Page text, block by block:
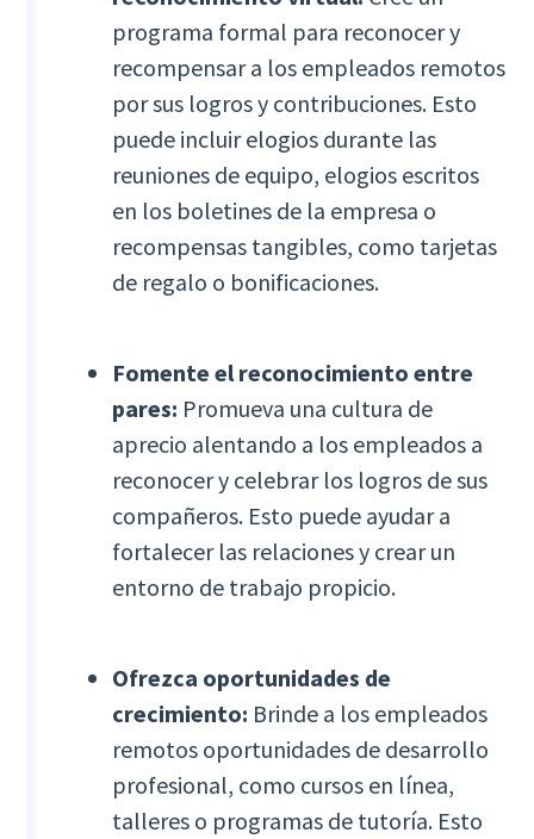
programa formal para reconocer y
recompensar a los empleados remotos
por sus logros y contribuciones. Esto
puede incluir elogios durante las
reuniones de equipo, elogios escritos
en los boletines de la empresa o
recompensas tangibles, como tarjetas
de regalo o bonificaciones.
Fomente el reconocimiento entre
pares: Promueva una cultura de
aprecio alentando a los empleados a
reconocer y celebrar los logros de sus
compañeros. Esto puede ayudar a
fortalecer las relaciones y crear un
entorno de trabajo propicio.
Ofrezca oportunidades de
crecimiento: Brinde a los empleados
remotos oportunidades de desarrollo
profesional, como cursos en línea,
talleres o programas de tutoría. Esto